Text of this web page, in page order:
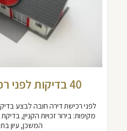
40 בדיקות לפני רכישת דירה
לפני רכישת דירה חובה לבצע
מקיפות: בירור זכויות הקניין,
המשכן, עיון